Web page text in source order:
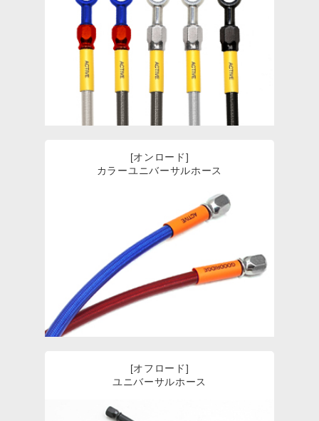
[オンロード]
カラーユニバーサルホース
[オフロード]
ユニバーサルホース